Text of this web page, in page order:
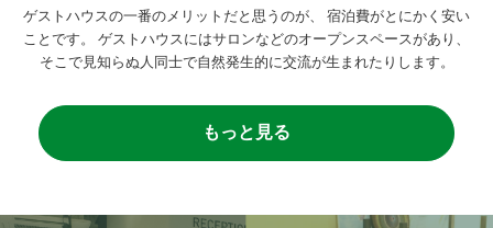
ゲストハウスの一番のメリットだと思うのが、
宿泊費がとにかく安い
ことです。
ゲストハウスにはサロンなどのオープンスペースがあり、
そこで見知らぬ人同士で自然発生的に交流が生まれたりします。
もっと見る